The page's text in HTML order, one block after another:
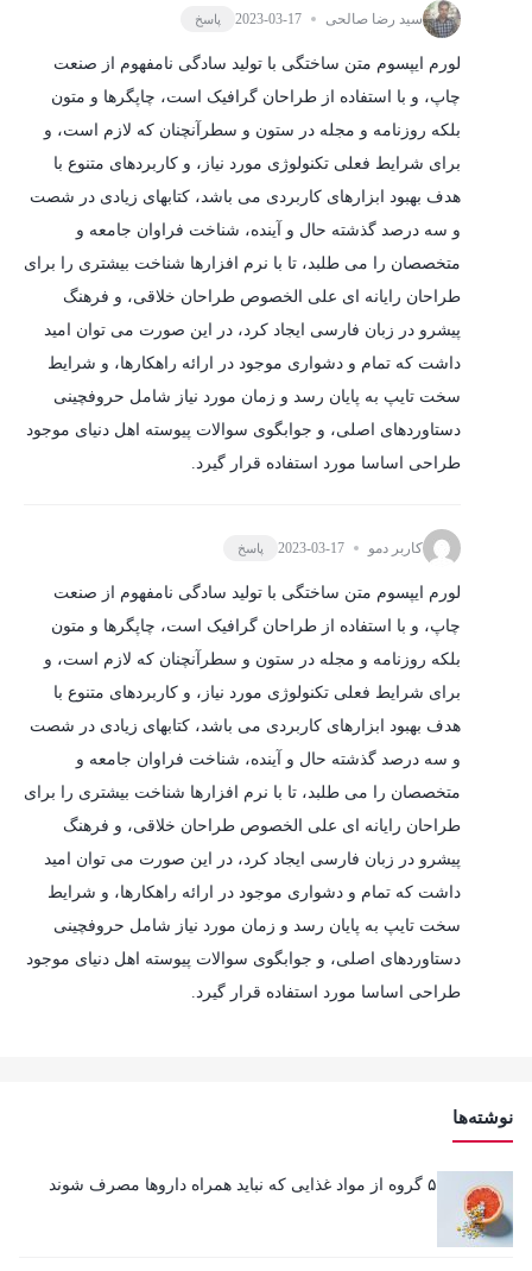
نوشته‌ها
۵ گروه از مواد غذایی که نباید همراه داروها مصرف شوند
سید رضا صالحی 2023-03-17 پاسخ
لورم ایپسوم متن ساختگی با تولید سادگی نامفهوم از صنعت
چاپ، و با استفاده از طراحان گرافیک است، چاپگرها و متون
بلکه روزنامه و مجله در ستون و سطرآنچنان که لازم است، و
برای شرایط فعلی تکنولوژی مورد نیاز، و کاربردهای متنوع با
هدف بهبود ابزارهای کاربردی می باشد، کتابهای زیادی در شصت
و سه درصد گذشته حال و آینده، شناخت فراوان جامعه و
متخصصان را می طلبد، تا با نرم افزارها شناخت بیشتری را برای
طراحان رایانه ای علی الخصوص طراحان خلاقی، و فرهنگ
پیشرو در زبان فارسی ایجاد کرد، در این صورت می توان امید
داشت که تمام و دشواری موجود در ارائه راهکارها، و شرایط
سخت تایپ به پایان رسد و زمان مورد نیاز شامل حروفچینی
دستاوردهای اصلی، و جوابگوی سوالات پیوسته اهل دنیای موجود
طراحی اساسا مورد استفاده قرار گیرد.
کاربر دمو 2023-03-17 پاسخ
لورم ایپسوم متن ساختگی با تولید سادگی نامفهوم از صنعت
چاپ، و با استفاده از طراحان گرافیک است، چاپگرها و متون
بلکه روزنامه و مجله در ستون و سطرآنچنان که لازم است، و
برای شرایط فعلی تکنولوژی مورد نیاز، و کاربردهای متنوع با
هدف بهبود ابزارهای کاربردی می باشد، کتابهای زیادی در شصت
و سه درصد گذشته حال و آینده، شناخت فراوان جامعه و
متخصصان را می طلبد، تا با نرم افزارها شناخت بیشتری را برای
طراحان رایانه ای علی الخصوص طراحان خلاقی، و فرهنگ
پیشرو در زبان فارسی ایجاد کرد، در این صورت می توان امید
داشت که تمام و دشواری موجود در ارائه راهکارها، و شرایط
سخت تایپ به پایان رسد و زمان مورد نیاز شامل حروفچینی
دستاوردهای اصلی، و جوابگوی سوالات پیوسته اهل دنیای موجود
طراحی اساسا مورد استفاده قرار گیرد.